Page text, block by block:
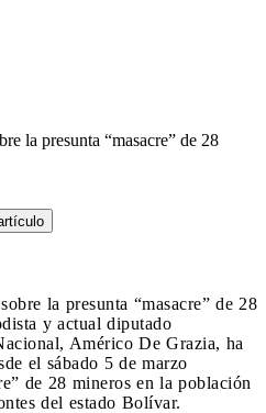
la presunta “masacre” de 28
la presunta “masacre” de 28
y actual diputado
Américo De Grazia, ha
el sábado 5 de marzo
de 28 mineros en la población
del estado Bolívar.